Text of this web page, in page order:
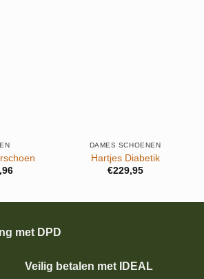
Huidige
DAMES SCHOENEN
Hartjes Diabetik
€229,95
met DPD
Veilig betalen met IDEAL